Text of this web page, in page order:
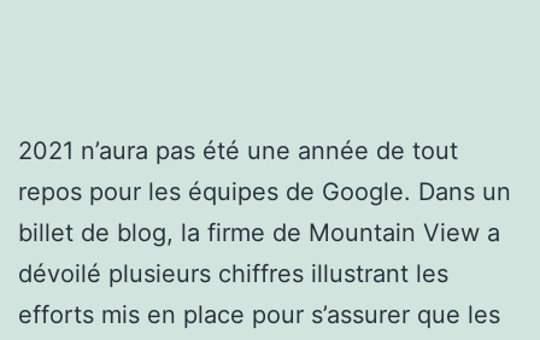
2021 n’aura pas été une année de tout
repos pour les équipes de Google. Dans un
billet de blog, la firme de Mountain View a
dévoilé plusieurs chiffres illustrant les
efforts mis en place pour s’assurer que les